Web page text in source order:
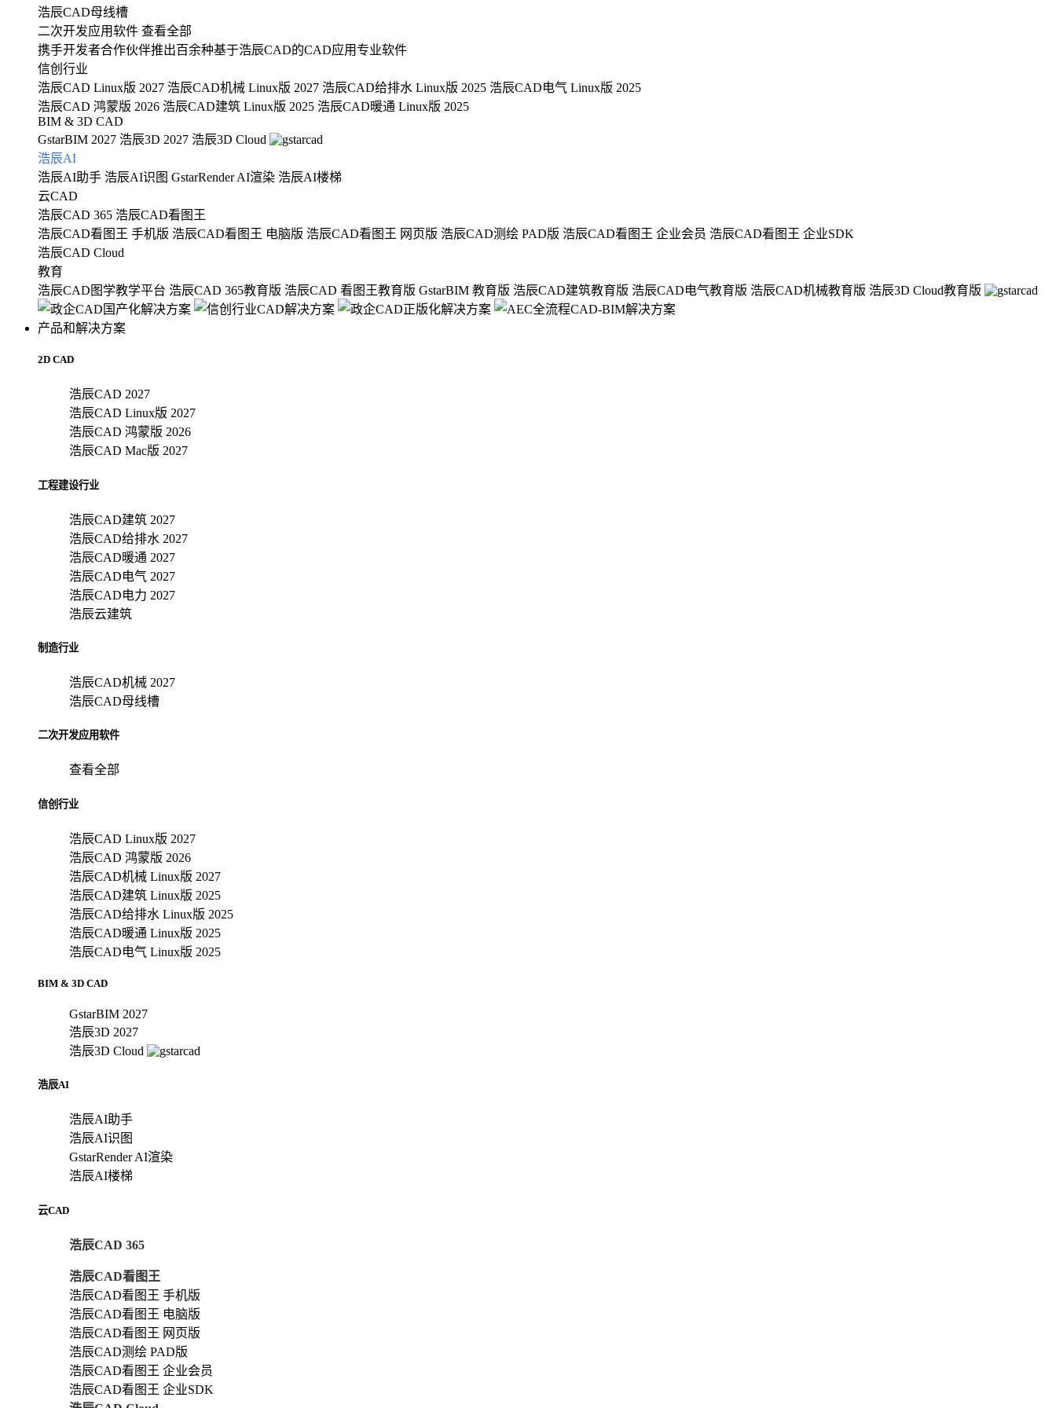
浩辰CAD母线槽
二次开发应用软件 查看全部
携手开发者合作伙伴推出百余种基于浩辰CAD的CAD应用专业软件
信创行业
浩辰CAD Linux版 2027 浩辰CAD机械 Linux版 2027 浩辰CAD给排水 Linux版 2025 浩辰CAD电气 Linux版 2025
浩辰CAD 鸿蒙版 2026 浩辰CAD建筑 Linux版 2025 浩辰CAD暖通 Linux版 2025
BIM & 3D CAD
GstarBIM 2027 浩辰3D 2027 浩辰3D Cloud
浩辰AI
浩辰AI助手 浩辰AI识图 GstarRender AI渲染 浩辰AI楼梯
云CAD
浩辰CAD 365 浩辰CAD看图王
浩辰CAD看图王 手机版 浩辰CAD看图王 电脑版 浩辰CAD看图王 网页版 浩辰CAD测绘 PAD版 浩辰CAD看图王 企业会员 浩辰CAD看图王 企业SDK
浩辰CAD Cloud
教育
浩辰CAD图学教学平台 浩辰CAD 365教育版 浩辰CAD 看图王教育版 GstarBIM 教育版 浩辰CAD建筑教育版 浩辰CAD电气教育版 浩辰CAD机械教育版 浩辰3D Cloud教育版
产品和解决方案
2D CAD
浩辰CAD 2027
浩辰CAD Linux版 2027
浩辰CAD 鸿蒙版 2026
浩辰CAD Mac版 2027
工程建设行业
浩辰CAD建筑 2027
浩辰CAD给排水 2027
浩辰CAD暖通 2027
浩辰CAD电气 2027
浩辰CAD电力 2027
浩辰云建筑
制造行业
浩辰CAD机械 2027
浩辰CAD母线槽
二次开发应用软件
查看全部
信创行业
浩辰CAD Linux版 2027
浩辰CAD 鸿蒙版 2026
浩辰CAD机械 Linux版 2027
浩辰CAD建筑 Linux版 2025
浩辰CAD给排水 Linux版 2025
浩辰CAD暖通 Linux版 2025
浩辰CAD电气 Linux版 2025
BIM & 3D CAD
GstarBIM 2027
浩辰3D 2027
浩辰3D Cloud
浩辰AI
浩辰AI助手
浩辰AI识图
GstarRender AI渲染
浩辰AI楼梯
云CAD
浩辰CAD 365
浩辰CAD看图王
浩辰CAD看图王 手机版
浩辰CAD看图王 电脑版
浩辰CAD看图王 网页版
浩辰CAD测绘 PAD版
浩辰CAD看图王 企业会员
浩辰CAD看图王 企业SDK